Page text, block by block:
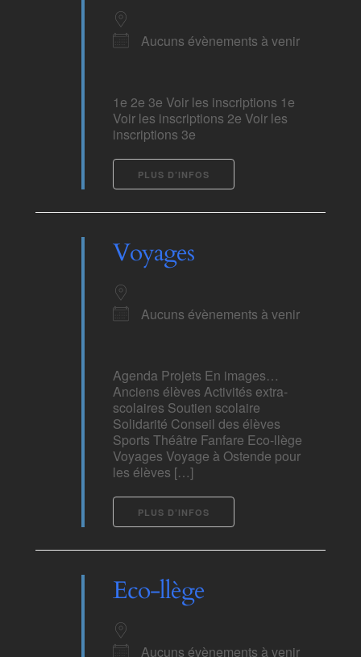
Aucuns évènements à venir
1e 2e 3e Voir les inscriptions 1e
Voir les inscriptions 2e Voir les
inscriptions 3e
PLUS D’INFOS
Voyages
Aucuns évènements à venir
Agenda Projets En images…
Anciens élèves Activités extra-
scolaires Soutien scolaire
Solidarité Conseil des élèves
Sports Théâtre Fanfare Eco-llège
Voyages Voyage à Ostende pour
les élèves […]
PLUS D’INFOS
Eco-llège
Aucuns évènements à venir